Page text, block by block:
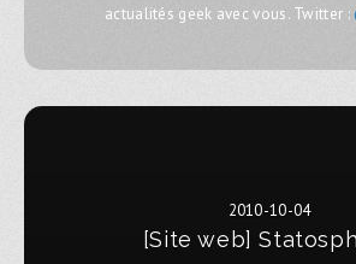
actualités geek avec vous. Twitter :
2010-10-04
[Site web]